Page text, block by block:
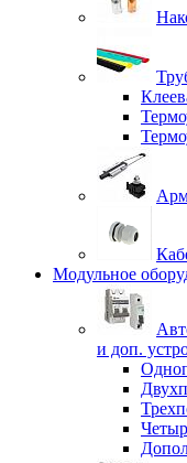
Модульное
и доп.